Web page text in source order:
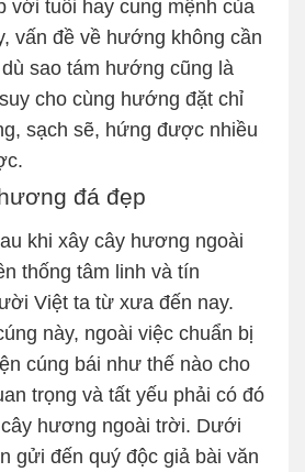
với tuổi hay cung mệnh của
vấn đề về hướng không cần
sao tám hướng cũng là
cho cùng hướng đặt chỉ
sạch sẽ, hứng được nhiều
đá đẹp
khi xây cây hương ngoài
thống tâm linh và tín
Việt ta từ xưa đến nay.
này, ngoài việc chuẩn bị
cúng bái như thế nào cho
trọng và tất yếu phải có đó
hương ngoài trời. Dưới
gửi đến quý độc giả bài văn